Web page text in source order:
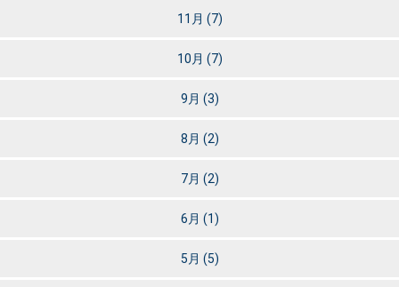
11月 (7)
10月 (7)
9月 (3)
8月 (2)
7月 (2)
6月 (1)
5月 (5)